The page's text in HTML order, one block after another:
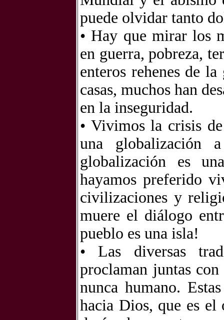
puede olvidar tanto
• Hay que mirar los
en guerra, pobreza,
enteros rehenes de
casas, muchos han
en la inseguridad.
• Vivimos la crisis
una globalización
globalización es
hayamos preferido
civilizaciones y
muere el diálogo
pueblo es una isla!
• Las diversas
proclaman juntas
nunca humano.
hacia Dios, que es